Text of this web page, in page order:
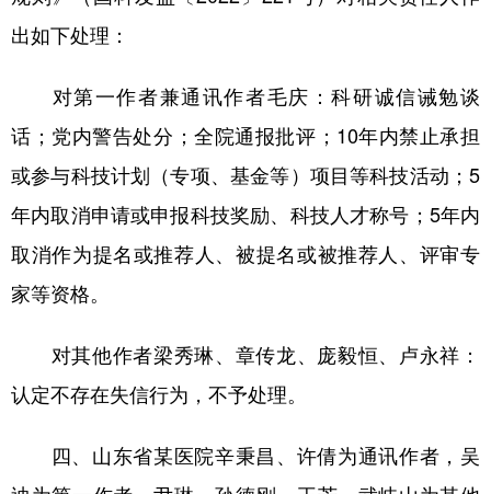
出如下处理：
对第一作者兼通讯作者毛庆：科研诚信诫勉谈
话；党内警告处分；全院通报批评；10年内禁止承担
或参与科技计划（专项、基金等）项目等科技活动；5
年内取消申请或申报科技奖励、科技人才称号；5年内
取消作为提名或推荐人、被提名或被推荐人、评审专
家等资格。
对其他作者梁秀琳、章传龙、庞毅恒、卢永祥：
认定不存在失信行为，不予处理。
四、山东省某医院辛秉昌、许倩为通讯作者，吴